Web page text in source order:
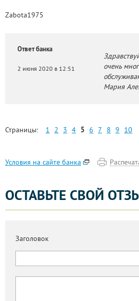
Zabota1975
Ответ банка
2 июня 2020 в 12:51
очень
Мария
Страницы: 1 2 3 4 5 6 7 8 9 10
Условия на сайте банка
ОСТАВЬТЕ СВОЙ
Заголовок